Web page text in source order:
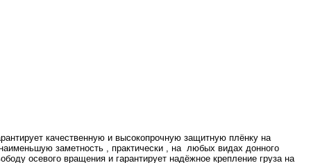
качественную и высокопрочную защитную плёнку на
заметность , практически , на любых видах донного
осевого вращения и гарантирует надёжное крепление груза на